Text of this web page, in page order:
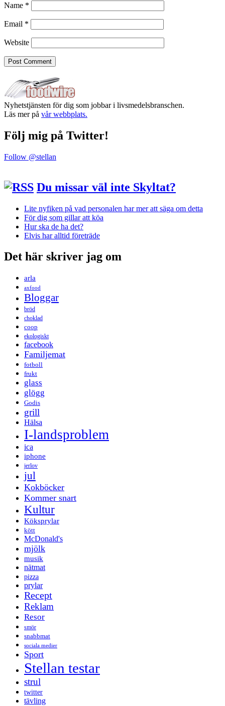
Name *
Email *
Website
Nyhetstjänsten för dig som jobbar i livsmedelsbranschen.
Läs mer på vår webbplats.
Följ mig på Twitter!
Follow @stellan
Du missar väl inte Skyltat?
Lite nyfiken på vad personalen har mer att säga om detta
För dig som gillar att köa
Hur ska de ha det?
Elvis har alltid företräde
Det här skriver jag om
arla
axfood
Bloggar
bröd
choklad
coop
ekologiskt
facebook
Familjemat
fotboll
frukt
glass
glögg
Godis
grill
Hälsa
I-landsproblem
ica
iphone
jerlov
jul
Kokböcker
Kommer snart
Kultur
Köksprylar
kött
McDonald's
mjölk
musik
nätmat
pizza
prylar
Recept
Reklam
Resor
smör
snabbmat
sociala medier
Sport
Stellan testar
strul
twitter
tävling